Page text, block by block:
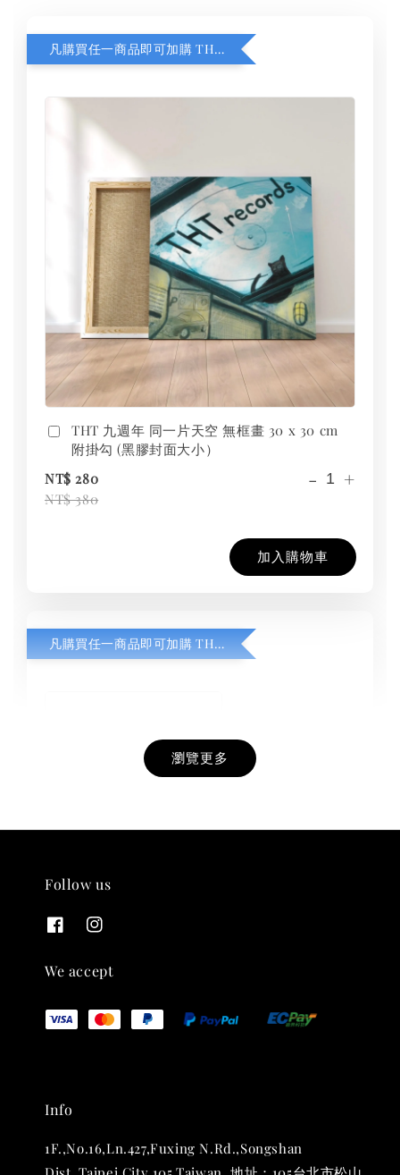
凡購買任一商品即可加購 THT 九週年 同一片天空 無框畫 30 x 30 cm 附掛勾 (黑膠封面大小）
THT 九週年 同一片天空 無框畫 30 x 30 cm
附掛勾 (黑膠封面大小）
NT$ 280
NT$ 380
- +
加入購物車
凡購買任一商品即可加購 THT 九週年紀念 T-shirt
THT 九週年紀念 T-shirt
NT$ 880
加入購物車
瀏覽更多
Follow us
We accept
Info
1F.,No.16,Ln.427,Fuxing N.Rd.,Songshan